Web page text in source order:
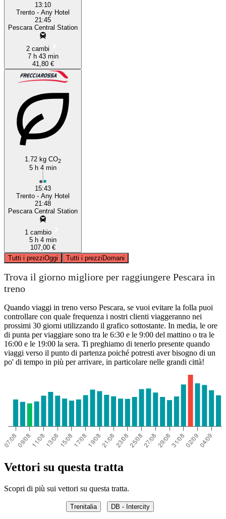
13:10
Trento - Any Hotel
21:45
Pescara Central Station
2 cambi
7 h 43 min
41,80 €
1.72 kg CO2
5 h 4 min
15:43
Trento - Any Hotel
21:48
Pescara Central Station
1 cambio
5 h 4 min
107,00 €
Tutti i prezziOggi Tutti i prezziDomani
Trova il giorno migliore per raggiungere Pescara in
treno
Quando viaggi in treno verso Pescara, se vuoi evitare la folla puoi
controllare con quale frequenza i nostri clienti viaggeranno nei
prossimi 30 giorni utilizzando il grafico sottostante. In media, le ore
di punta per viaggiare sono tra le 6:30 e le 9:00 del mattino o tra le
16:00 e le 19:00 la sera. Ti preghiamo di tenerlo presente quando
viaggi verso il punto di partenza poiché potresti aver bisogno di un
po' di tempo in più per arrivare, in particolare nelle grandi città!
Vettori su questa tratta
Scopri di più sui vettori su questa tratta.
Trenitalia DB - Intercity